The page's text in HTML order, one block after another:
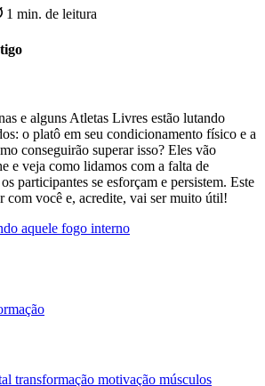
1 min. de leitura
e alguns Atletas Livres estão lutando
o platô em seu condicionamento físico e a
conseguirão superar isso? Eles vão
e veja como lidamos com a falta de
participantes se esforçam e persistem. Este
com você e, acredite, vai ser muito útil!
aquele fogo interno
transformação motivação músculos